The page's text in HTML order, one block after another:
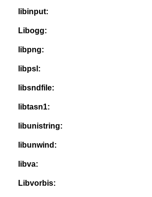
libinput:
Libogg:
libpng:
libpsl:
libsndfile:
libtasn1:
libunistring:
libunwind:
libva:
Libvorbis: